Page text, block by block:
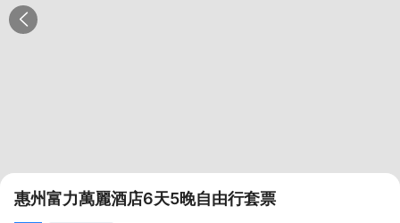
惠州富力萬麗酒店6天5晚自由行套票